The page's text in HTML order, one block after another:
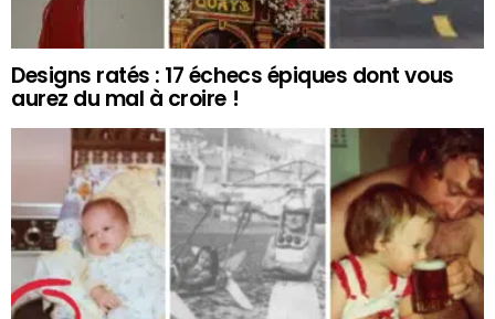
Designs ratés : 17 échecs épiques dont vous
aurez du mal à croire !